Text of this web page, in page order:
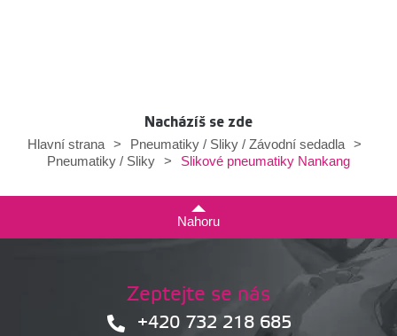
Nacházíš se zde
Hlavní strana
> Pneumatiky / Sliky / Závodní sedadla
>
Pneumatiky / Sliky > Slikové pneumatiky Nankang
Nahoru
Zeptejte se nás
+420 732 218 685